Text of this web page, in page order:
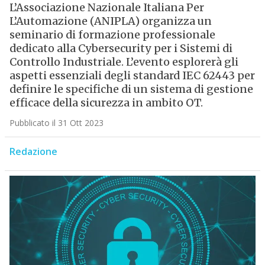
L’Associazione Nazionale Italiana Per
L’Automazione (ANIPLA) organizza un
seminario di formazione professionale
dedicato alla Cybersecurity per i Sistemi di
Controllo Industriale. L’evento esplorerà gli
aspetti essenziali degli standard IEC 62443 per
definire le specifiche di un sistema di gestione
efficace della sicurezza in ambito OT.
Pubblicato il 31 Ott 2023
Redazione